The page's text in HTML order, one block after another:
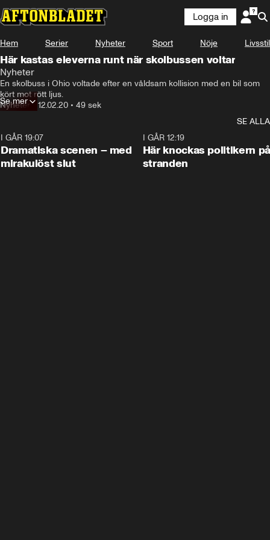
Logga in
Hem Serier Nyheter Sport Nöje Livsstil
Här kastas eleverna runt när skolbussen voltar
Nyheter
En skolbuss i Ohio voltade efter en våldsam kollision med en bil som
kört mot rött ljus.
Nyheter• 12.02.20 • 49 sek
Se mer
SE ALLA
I GÅR 19:07
Dramatiska scenen – med
mirakulöst slut
I GÅR 12:19
Här knockas politikern på
stranden